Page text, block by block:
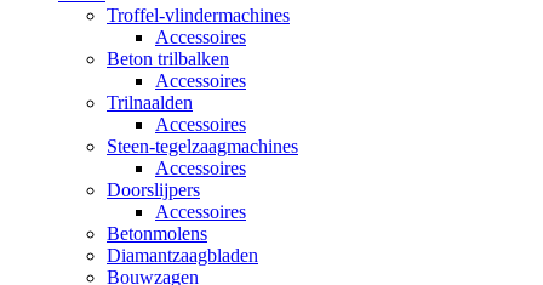
Troffel-vlindermachines
Accessoires
Beton trilbalken
Accessoires
Trilnaalden
Accessoires
Steen-tegelzaagmachines
Accessoires
Doorslijpers
Accessoires
Betonmolens
Diamantzaagbladen
Bouwzagen